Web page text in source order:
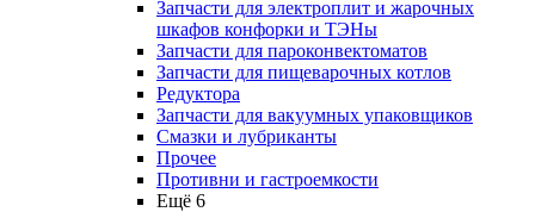
Запчасти для электроплит и жарочных
шкафов конфорки и ТЭНы
Запчасти для пароконвектоматов
Запчасти для пищеварочных котлов
Редуктора
Запчасти для вакуумных упаковщиков
Смазки и лубриканты
Прочее
Противни и гастроемкости
Ещё 6